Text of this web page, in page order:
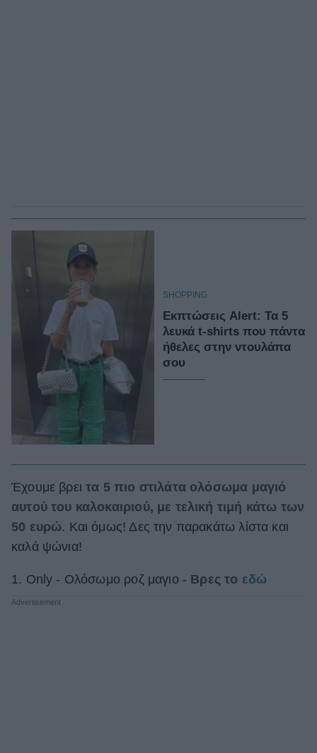
SHOPPING
Εκπτώσεις Alert: Τα 5
λευκά t-shirts που πάντα
ήθελες στην ντουλάπα
σου
Έχουμε βρει τα 5 πιο στιλάτα ολόσωμα μαγιό
αυτού του καλοκαιριού, με τελική τιμή κάτω των
50 ευρώ. Και όμως! Δες την παρακάτω λίστα και
καλά ψώνια!
1. Only - Ολόσωμο ροζ μαγιο - Βρες το εδώ